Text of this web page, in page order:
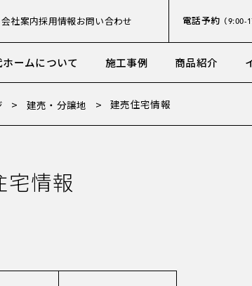
会社案内採用情報お問い合わせ 電話予約 （9:00-
ホームについて 施工事例 商品紹介
建売・分譲地 建売住宅情報
情報